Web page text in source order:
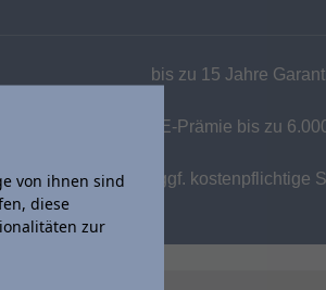
bis zu 15 Jahre
*E-Prämie bis zu
Abbildung zeigt ggf. kostenpflichtige
von ihnen sind
diese
zur